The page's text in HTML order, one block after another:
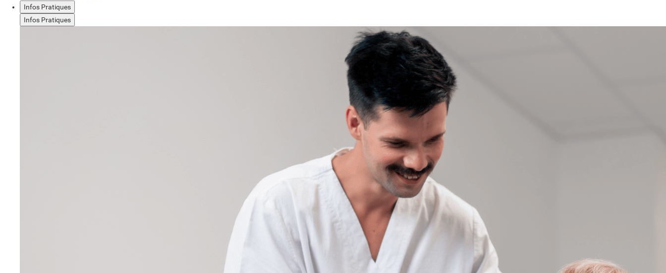
Infos Pratiques
Infos Pratiques